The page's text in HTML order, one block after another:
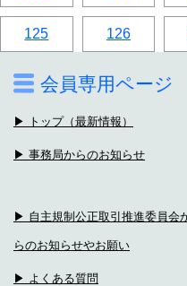
会員専用ページ
▶ トップ（最新情報）
▶ 事務局からのお知らせ
▶ 自主規制公正取引推進委員会
らのお知らせやお願い
▶ よくある質問
125 126